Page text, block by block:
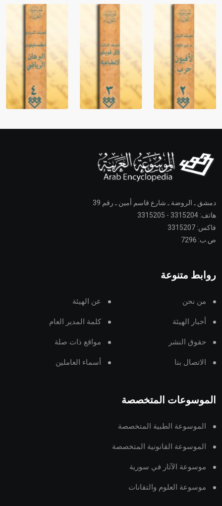
دمشق ـ الروضة ـ شارع قاسم أمين ـ رقم 39
هاتف: 3315204 - 3315205
فاكس: 3315207
ص.ب: 7296
روابط متنوعة
من نحن عن الهيئة
أخبار الهيئة كلمة المدير العام
حقوق النشر مواقع ذات صلة
الاتصال بنا أسماء العاملين
الموسوعات المتخصصة
الموسوعة الطبية المتخصصة
الموسوعة القانونية المتخصصة
موسوعة الآثار في سورية
موسوعة العلوم والتقانات